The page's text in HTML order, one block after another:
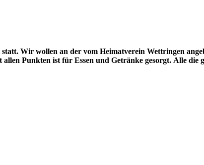
Wir wollen an der vom Heimatverein Wettringen
Punkten ist für Essen und Getränke gesorgt. Alle die